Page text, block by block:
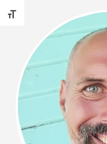
SCHRIFT VERGRÖSSERN